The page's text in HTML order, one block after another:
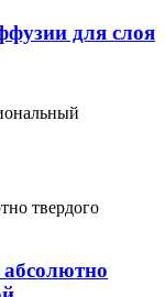
для слоя
абсолютно